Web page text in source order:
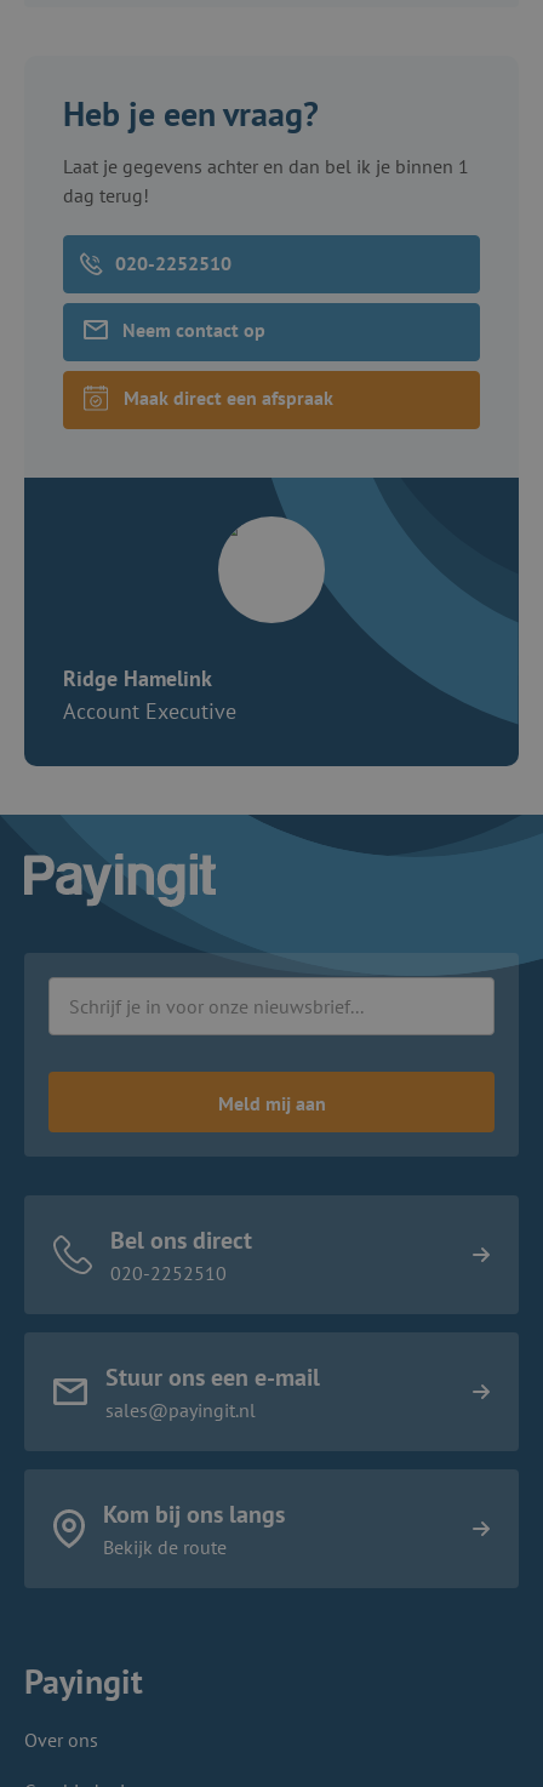
Heb je een vraag?
Laat je gegevens achter en dan bel ik je binnen 1
dag terug!
020-2252510
Neem contact op
Maak direct een afspraak
Ridge Hamelink
Account Executive
Logo Payingit
Meld mij aan
Bel ons direct
020-2252510
Stuur ons een e-mail
sales@payingit.nl
Kom bij ons langs
Bekijk de route
Payingit
Over ons